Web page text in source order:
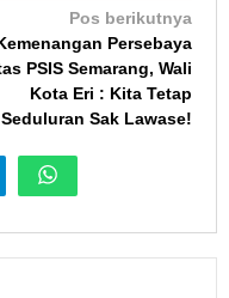
Pos berikutnya
Persebaya
PSIS Semarang, Wali
Kota Eri : Kita Tetap
Seduluran Sak Lawase!